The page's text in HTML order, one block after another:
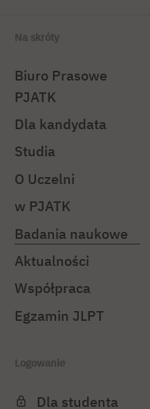
Na skróty
Biuro Prasowe
PJATK
Dla kandydata
Studia
O Uczelni
w PJATK
Badania naukowe
Aktualności
Współpraca
Egzamin JLPT
Logowanie
Dla studenta